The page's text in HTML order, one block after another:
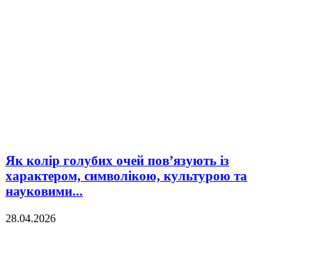
Як колір голубих очей пов’язують із
характером, символікою, культурою та
науковими...
28.04.2026